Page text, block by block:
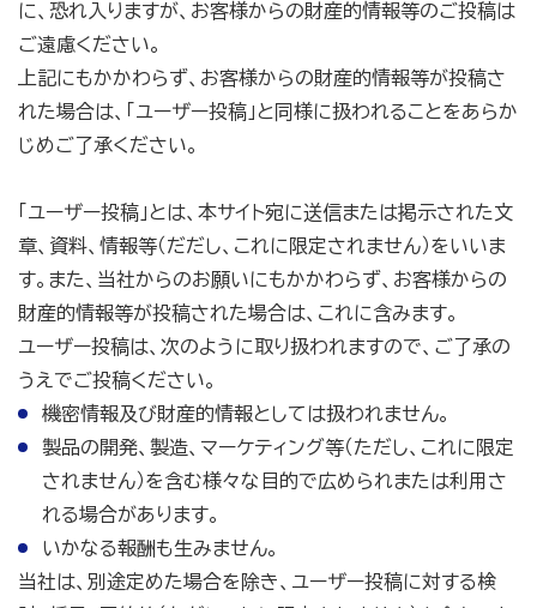
に、恐れ入りますが、お客様からの財産的情報等のご投稿は
ご遠慮ください。
上記にもかかわらず、お客様からの財産的情報等が投稿さ
れた場合は、「ユーザー投稿」と同様に扱われることをあらか
じめご了承ください。
「ユーザー投稿」とは、本サイト宛に送信または掲示された文
章、資料、情報等（だだし、これに限定されません）をいいま
す。また、当社からのお願いにもかかわらず、お客様からの
財産的情報等が投稿された場合は、これに含みます。
ユーザー投稿は、次のように取り扱われますので、ご了承の
うえでご投稿ください。
機密情報及び財産的情報としては扱われません。
製品の開発、製造、マーケティング等（ただし、これに限定
されません）を含む様々な目的で広められまたは利用さ
れる場合があります。
いかなる報酬も生みません。
当社は、別途定めた場合を除き、ユーザー投稿に対する検